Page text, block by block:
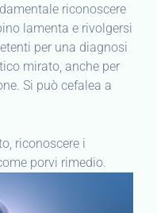
riconoscere
lamenta e rivolgersi
per una diagnosi
mirato, anche per
Si può cefalea a
riconoscere i
porvi rimedio.